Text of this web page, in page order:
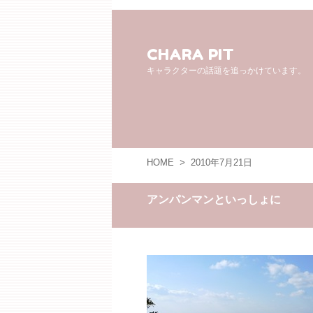
CHARA PIT
キャラクターの話題を追っかけています。
HOME > 2010年7月21日
アンパンマンといっしょに